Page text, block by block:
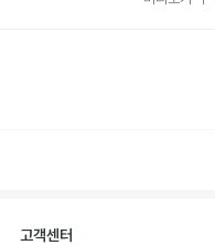
고객센터